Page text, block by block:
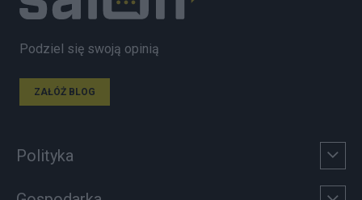
Podziel się swoją opinią
ZAŁÓŻ BLOG
Polityka